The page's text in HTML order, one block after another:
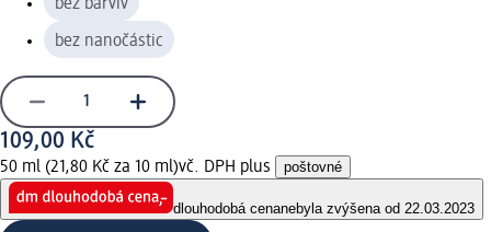
bez barviv
bez nanočástic
109,00 Kč
50 ml (21,80 Kč za 10 ml)vč. DPH plus poštovné
dlouhodobá cenanebyla zvýšena od 22.03.2023